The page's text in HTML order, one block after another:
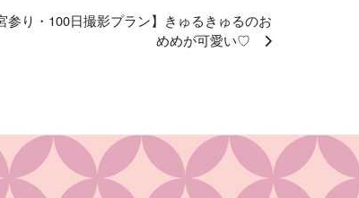
参り・100日撮影プラン】きゅるきゅるのお
めめが可愛い♡